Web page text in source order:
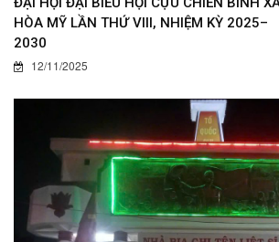
HÒA MỸ LẦN THỨ VIII, NHIỆM KỲ 2025–
2030
12/11/2025